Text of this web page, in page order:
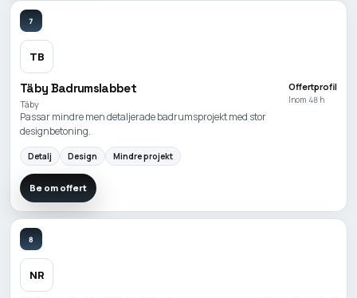
7
TB
Täby Badrumslabbet
Täby
Offertprofil
Inom 48 h
Passar mindre men detaljerade badrumsprojekt med stor
designbetoning.
Detalj Design Mindre projekt
Be om offert
8
NR